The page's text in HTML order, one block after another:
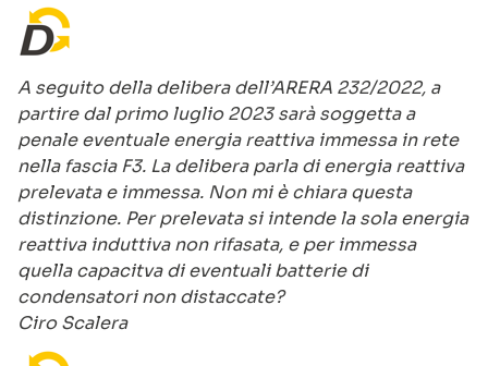
A seguito della delibera dell’ARERA 232/2022, a
partire dal primo luglio 2023 sarà soggetta a
penale eventuale energia reattiva immessa in rete
nella fascia F3. La delibera parla di energia reattiva
prelevata e immessa. Non mi è chiara questa
distinzione. Per prelevata si intende la sola energia
reattiva induttiva non rifasata, e per immessa
quella capacitva di eventuali batterie di
condensatori non distaccate?
Ciro Scalera